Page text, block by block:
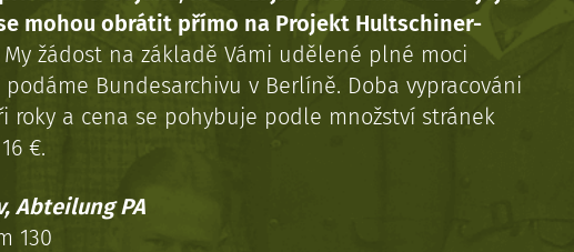
mohou obrátit přímo na Projekt Hultschiner-
My žádost na základě Vámi udělené plné moci
Bundesarchivu v Berlíně. Doba vypracováni
roky a cena se pohybuje podle množství stránek
€.
Abteilung PA
130